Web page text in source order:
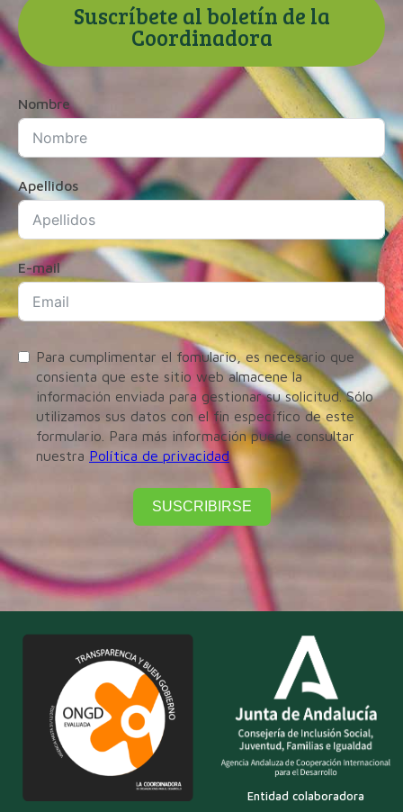
Suscríbete al boletín de la
Coordinadora
Nombre
Apellidos
E-mail
Para cumplimentar el fomulario, es necesario que
consienta que este sitio web almacene la
información enviada para gestionar su solicitud. Sólo
utilizamos sus datos con el fin específico de este
formulario. Para más información puede consultar
nuestra Política de privacidad
SUSCRIBIRSE
Entidad colaboradora